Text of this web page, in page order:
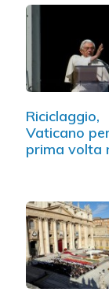
Riciclaggio,
Vaticano
prima volta